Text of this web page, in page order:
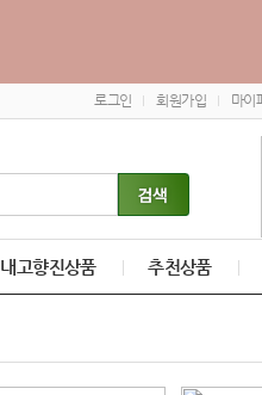
로그인 회원가입 마이
내고향진상품 추천상품